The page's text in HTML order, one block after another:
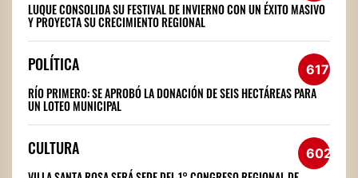
LUQUE CONSOLIDA SU FESTIVAL DE INVIERNO CON UN ÉXITO MASIVO
Y PROYECTA SU CRECIMIENTO REGIONAL
POLÍTICA 617
RÍO PRIMERO: SE APROBÓ LA DONACIÓN DE SEIS HECTÁREAS PARA
UN LOTEO MUNICIPAL
CULTURA 602